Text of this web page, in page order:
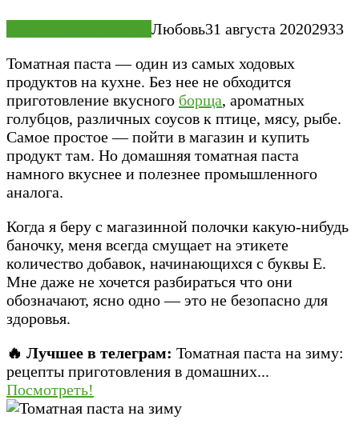
Любовь31 августа 20202933
Томатная паста — один из самых ходовых
продуктов на кухне. Без нее не обходится
приготовление вкусного борща, ароматных
голубцов, различных соусов к птице, мясу, рыбе.
Самое простое — пойти в магазин и купить
продукт там. Но домашняя томатная паста
намного вкуснее и полезнее промышленного
аналога.
Когда я беру с магазинной полочки какую-нибудь
баночку, меня всегда смущает на этикете
количество добавок, начинающихся с буквы Е.
Мне даже не хочется разбираться что они
обозначают, ясно одно — это не безопасно для
здоровья.
🔥 Лучшее в телеграм: Томатная паста на зиму:
рецепты приготовления в домашних...
Посмотреть!